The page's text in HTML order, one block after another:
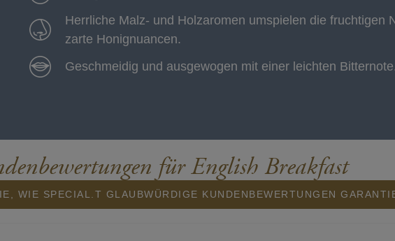
Herrliche Malz- und Holzaromen umspielen die fruchtigen
zarte Honignuancen.
Geschmeidig und ausgewogen mit einer leichten
für English Breakfast
WIE SPECIAL.T GLAUBWÜRDIGE KUNDENBEWERTUNGEN